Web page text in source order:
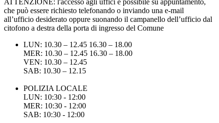
ATTENZIONE: l'accesso agli uffici è possibile su appuntamento,
che può essere richiesto telefonando o inviando una e-mail
all’ufficio desiderato oppure suonando il campanello dell’ufficio dal
citofono a destra della porta di ingresso del Comune
LUN: 10.30 – 12.45 16.30 – 18.00
MER: 10.30 – 12.45 16.30 – 18.00
VEN: 10.30 – 12.45
SAB: 10.30 – 12.15
POLIZIA LOCALE
LUN: 10:30 - 12:00
MER: 10:30 - 12:00
SAB: 10:30 - 12:00